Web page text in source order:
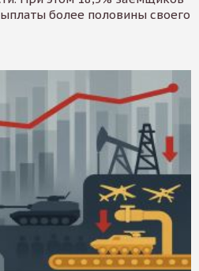
более половины своего